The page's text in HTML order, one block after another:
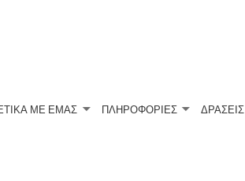
ΜΕ ΕΜΆΣ ΠΛΗΡΟΦΟΡΙΕΣ ΔΡΑΣΕΙΣ